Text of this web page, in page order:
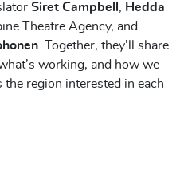
Siret Campbell, Hedda
Theatre Agency, and
. Together, they’ll share
working, and how we
region interested in each